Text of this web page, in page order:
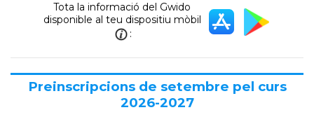
Tota la informació del Gwido
disponible al teu dispositiu mòbil
:
Preinscripcions de setembre pel curs
2026-2027